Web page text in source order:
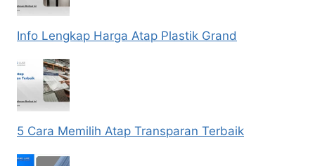
Info Lengkap Harga Atap Plastik Grand
5 Cara Memilih Atap Transparan Terbaik